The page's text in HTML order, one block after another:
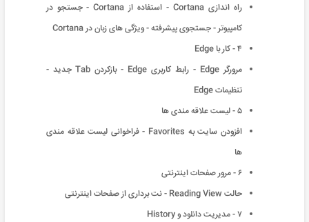
راه اندازی Cortana - استفاده از Cortana - جستجو در
کامپیوتر - جستجوی پیشرفته - ویژگی های زبان در Cortana
۴ - کار با Edge
مرورگر Edge - رابط کاربری Edge - بازکردن Tab جدید -
تنظیمات Edge
۵ - لیست علاقه مندی ها
افزودن سایت به Favorites - فراخوانی لیست علاقه مندی
ها
۶ - مرور صفحات اینترنتی
حالت Reading View - نت برداری از صفحات اینترنتی
۷ - مدیریت دانلود و History